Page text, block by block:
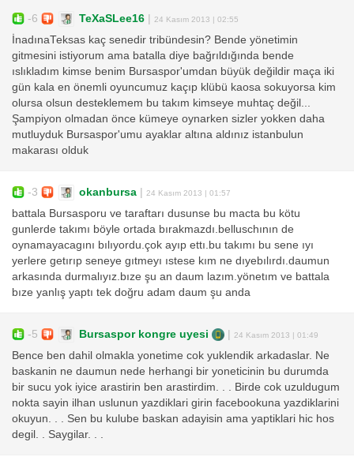
-6 TeXaSLee16 | 24 Kasım 2013 | 02:55
İnadınaTeksas kaç senedir tribündesin? Bende yönetimin
gitmesini istiyorum ama batalla diye bağrıldığında bende
ıslıkladım kimse benim Bursaspor'umdan büyük değildir maça iki
gün kala en önemli oyuncumuz kaçıp klübü kaosa sokuyorsa kim
olursa olsun desteklemem bu takım kimseye muhtaç değil...
Şampiyon olmadan önce kümeye oynarken sizler yokken daha
mutluyduk Bursaspor'umu ayaklar altına aldınız istanbulun
makarası olduk
-3 okanbursa | 24 Kasım 2013 | 01:57
battala Bursasporu ve taraftarı dusunse bu macta bu kötu
gunlerde takımı böyle ortada bırakmazdı.belluschının de
oynamayacagını bılıyordu.çok ayıp ettı.bu takımı bu sene ıyı
yerlere getırıp seneye gıtmeyı ıstese kım ne dıyebılırdı.daumun
arkasında durmalıyız.bıze şu an daum lazım.yönetım ve battala
bıze yanlış yaptı tek doğru adam daum şu anda
-5 Bursaspor kongre uyesi | 24 Kasım 2013 | 01:49
Bence ben dahil olmakla yonetime cok yuklendik arkadaslar. Ne
baskanin ne daumun nede herhangi bir yoneticinin bu durumda
bir sucu yok iyice arastirin ben arastirdim. . . Birde cok uzuldugum
nokta sayin ilhan uslunun yazdiklari girin facebookuna yazdiklarini
okuyun. . . Sen bu kulube baskan adayisin ama yaptiklari hic hos
degil. . Saygilar. . .